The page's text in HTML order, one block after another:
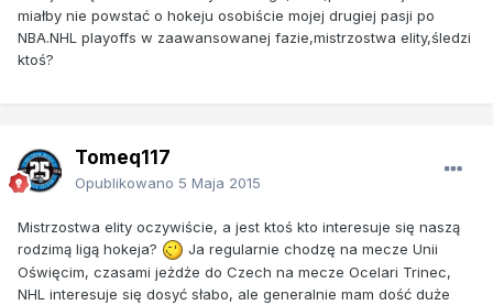
miałby nie powstać o hokeju osobiście mojej drugiej pasji po
NBA.NHL playoffs w zaawansowanej fazie,mistrzostwa elity,śledzi
ktoś?
Tomeq117
Opublikowano 5 Maja 2015
Mistrzostwa elity oczywiście, a jest ktoś kto interesuje się naszą
rodzimą ligą hokeja?
Ja regularnie chodzę na mecze Unii
Oświęcim, czasami jeżdże do Czech na mecze Ocelari Trinec,
NHL interesuje się dosyć słabo, ale generalnie mam dość duże